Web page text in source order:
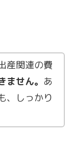
産関連の費
せん。 あ
、しっかり